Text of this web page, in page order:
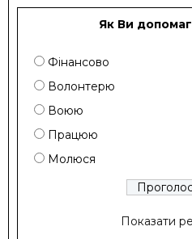
Як Ви
Фінансово
Волонтерю
Воюю
Працюю
Молюся
Показати